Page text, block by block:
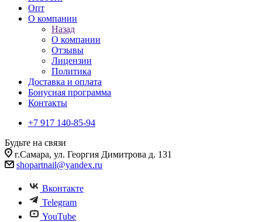
Опт
О компании
Назад
О компании
Отзывы
Лицензии
Политика
Доставка и оплата
Бонусная программа
Контакты
+7 917 140-85-94
Будьте на связи
г.Самара, ул. Георгия Димитрова д. 131
shopartnail@yandex.ru
Вконтакте
Telegram
YouTube